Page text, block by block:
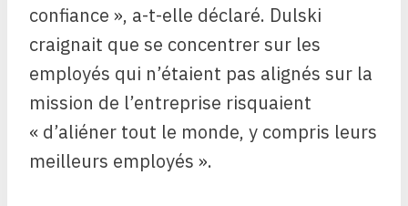
confiance », a-t-elle déclaré. Dulski
craignait que se concentrer sur les
employés qui n’étaient pas alignés sur la
mission de l’entreprise risquaient
« d’aliéner tout le monde, y compris leurs
meilleurs employés ».